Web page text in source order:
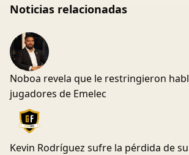
Noticias relacionadas
Noboa revela que le restringieron
jugadores de Emelec
Kevin Rodríguez sufre la pérdida de